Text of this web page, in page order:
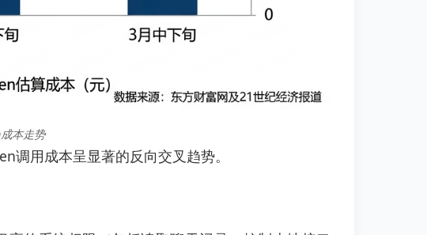
本走势
调用成本呈显著的反向交叉趋势。